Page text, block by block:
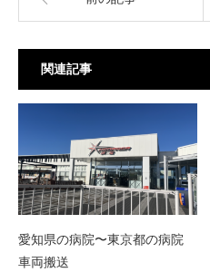
関連記事
愛知県の病院〜東京都の病院
車両搬送